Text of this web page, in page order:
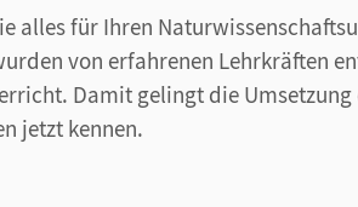
alles für Ihren
von erfahrenen Lehrkräften
Damit gelingt die
jetzt kennen.